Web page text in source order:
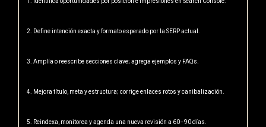
Define intención exacta y formato esperado por la SERP actual.
Amplía o reescribe secciones clave; agrega ejemplos y FAQs.
Mejora título, meta y estructura; corrige enlaces rotos y canibalización.
Reindexa, monitorea y agenda una nueva revisión a 60–90 días.